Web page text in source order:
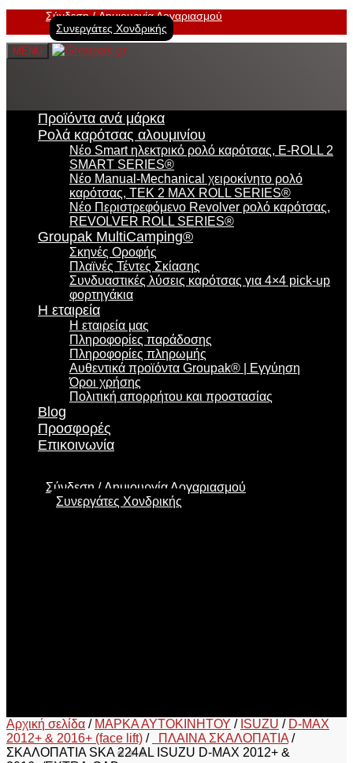
Σύνδεση
Δημιουργία Λογαριασμού
Συνεργάτες Χονδρικής
MENU
Προϊόντα ανά μάρκα
Ρολά καρότσας αλουμινίου
Νέο Smart ηλεκτρικό ρολό καρότσας, E-ROLL 2
SMART SERIES®
Νέο Manual-Mechanical χειροκίνητο ρολό
καρότσας, TEK 2 MAX ROLL SERIES®
Νέο Περιστρεφόμενο Revolver ρολό καρότσας,
REVOLVER ROLL SERIES®
Groupak MultiCamping®
Σκηνές Οροφής
Πλαϊνές Τέντες Σκίασης
Συνδυαστικές λύσεις καρότσας για 4×4 pick-up
φορτηγάκια
Η εταιρεία
Η εταιρεία μας
Πληροφορίες παράδοσης
Πληροφορίες πληρωμής
Αυθεντικά προϊόντα Groupak® | Εγγύηση
Όροι χρήσης
Πολιτική απορρήτου και προστασίας
Blog
Προσφορές
Επικοινωνία
Σύνδεση
Δημιουργία Λογαριασμού
Συνεργάτες Χονδρικής
Αρχική σελίδα / ΜΑΡΚΑ ΑΥΤΟΚΙΝΗΤΟΥ / ISUZU / D-MAX
2012+ & 2016+ (face lift) / ΠΛΑΙΝΑ ΣΚΑΛΟΠΑΤΙΑ /
ΣΚΑΛΟΠΑΤΙΑ SKA 224AL ISUZU D-MAX 2012+ &